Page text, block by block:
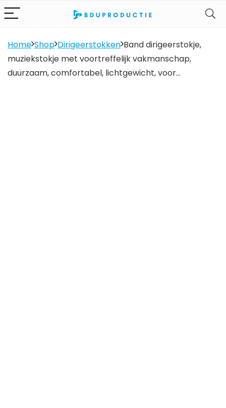
Home Shop Dirigeerstokken Band dirigeerstokje,
muziekstokje met voortreffelijk vakmanschap,
duurzaam, comfortabel, lichtgewicht, voor…